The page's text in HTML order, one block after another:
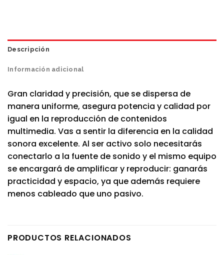
Descripción
Información adicional
Gran claridad y precisión, que se dispersa de
manera uniforme, asegura potencia y calidad por
igual en la reproducción de contenidos
multimedia. Vas a sentir la diferencia en la calidad
sonora excelente. Al ser activo solo necesitarás
conectarlo a la fuente de sonido y el mismo equipo
se encargará de amplificar y reproducir: ganarás
practicidad y espacio, ya que además requiere
menos cableado que uno pasivo.
PRODUCTOS RELACIONADOS